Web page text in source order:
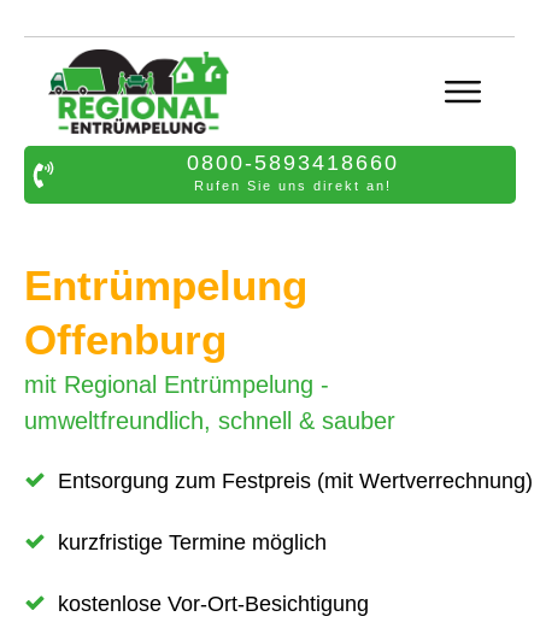
0800-5893418660
Rufen Sie uns direkt an!
Entrümpelung
Offenburg
mit Regional Entrümpelung -
umweltfreundlich, schnell & sauber
Entsorgung zum Festpreis (mit Wertverrechnung)
kurzfristige Termine möglich
kostenlose Vor-Ort-Besichtigung